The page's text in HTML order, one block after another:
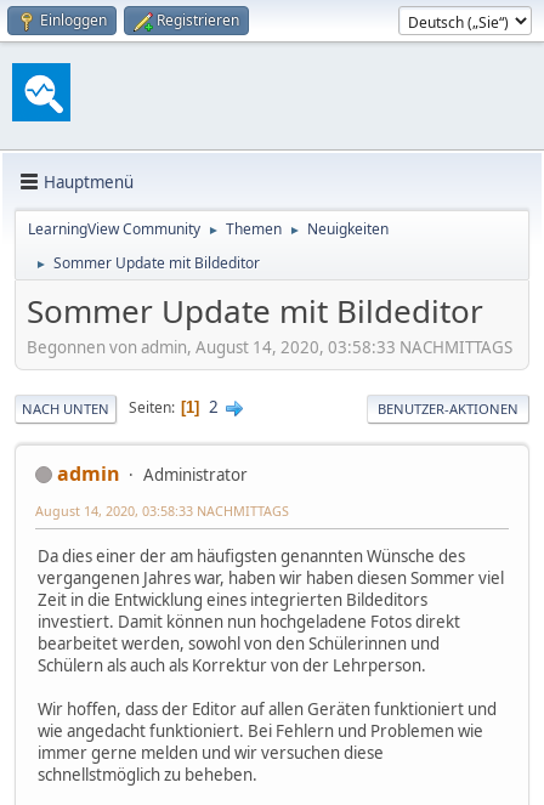
Einloggen Registrieren
Hauptmenü
LearningView Community ► Themen ► Neuigkeiten
► Sommer Update mit Bildeditor
Sommer Update mit Bildeditor
Begonnen von admin, August 14, 2020, 03:58:33 NACHMITTAGS
NACH UNTEN Seiten 1 2 BENUTZER-AKTIONEN
admin Administrator
August 14, 2020, 03:58:33 NACHMITTAGS
Da dies einer der am häufigsten genannten Wünsche des
vergangenen Jahres war, haben wir haben diesen Sommer viel
Zeit in die Entwicklung eines integrierten Bildeditors
investiert. Damit können nun hochgeladene Fotos direkt
bearbeitet werden, sowohl von den Schülerinnen und
Schülern als auch als Korrektur von der Lehrperson.
Wir hoffen, dass der Editor auf allen Geräten funktioniert und
wie angedacht funktioniert. Bei Fehlern und Problemen wie
immer gerne melden und wir versuchen diese
schnellstmöglich zu beheben.